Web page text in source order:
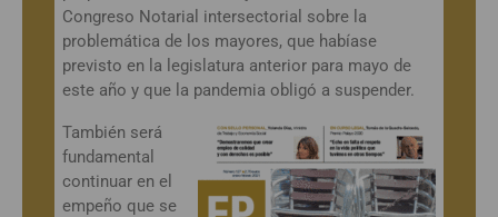
Congreso Notarial intersectorial sobre la
problemática de los mayores, que habíase
previsto en la legislatura anterior para mayo de
este año y que la pandemia obligó a suspender.
También será
fundamental
continuar en el
empeño que se